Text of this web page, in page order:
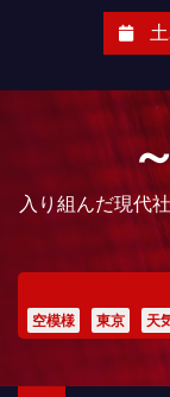
入り組んだ現代
空模様 東京 天